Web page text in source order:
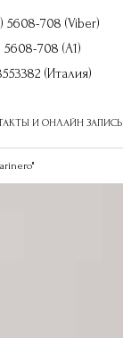
5608-708 (Viber)
5608-708 (A1)
(Италия)
И ОНЛАЙН ЗАПИСЬ